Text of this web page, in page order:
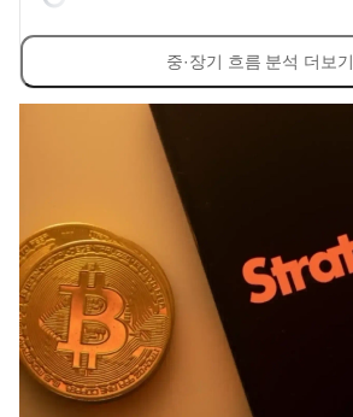
중·장기 흐름 분석 더보기